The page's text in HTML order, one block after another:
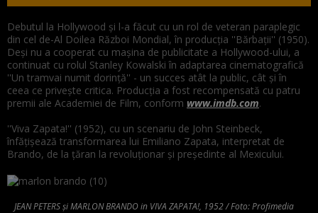
Debutul la Hollywood şi l-a făcut cu un rol de veteran paraplegic
din cel de-Al Doilea Război Mondial, în producţia ''Bărbaţii'' (1950).
Deşi nu a cooperat cu maşina de publicitate a Hollywood-ului, a
continuat cu rolul Stanley Kowalski în adaptarea cinematografică
''Un tramvai numit dorinţă'' - un succes atât la public, cât şi în
ceea ce priveşte critica. Producţia a fost recompensată cu patru
premii ale Academiei de Film, conform www.imdb.com.
''Viva Zapata!'' (1952), cu un scenariu de John Steinbeck,
înfăţişează transformarea lui Emiliano Zapata, interpretat de
Brando, de la ţăran la revoluţionar şi preşedinte al Mexicului.
JEAN PETERS și MARLON BRANDO in VIVA ZAPATA!, 1952 / Foto: Profimedia